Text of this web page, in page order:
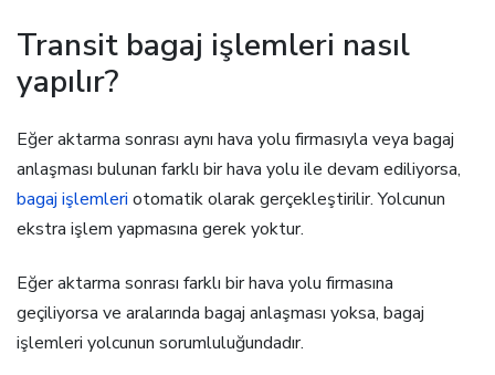
Transit bagaj işlemleri nasıl
yapılır?
Eğer aktarma sonrası aynı hava yolu firmasıyla veya bagaj
anlaşması bulunan farklı bir hava yolu ile devam ediliyorsa,
bagaj işlemleri otomatik olarak gerçekleştirilir. Yolcunun
ekstra işlem yapmasına gerek yoktur.
Eğer aktarma sonrası farklı bir hava yolu firmasına
geçiliyorsa ve aralarında bagaj anlaşması yoksa, bagaj
işlemleri yolcunun sorumluluğundadır.